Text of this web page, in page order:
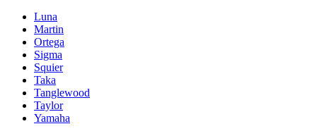
Luna
Martin
Ortega
Sigma
Squier
Taka
Tanglewood
Taylor
Yamaha